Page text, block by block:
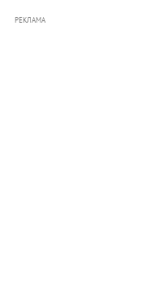
РЕКЛАМА